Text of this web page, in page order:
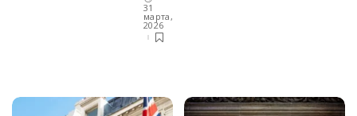
31
марта,
2026